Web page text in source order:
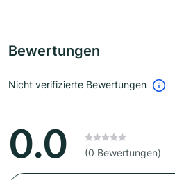
Bewertungen
Nicht verifizierte Bewertungen
0.0 (0 Bewertungen)